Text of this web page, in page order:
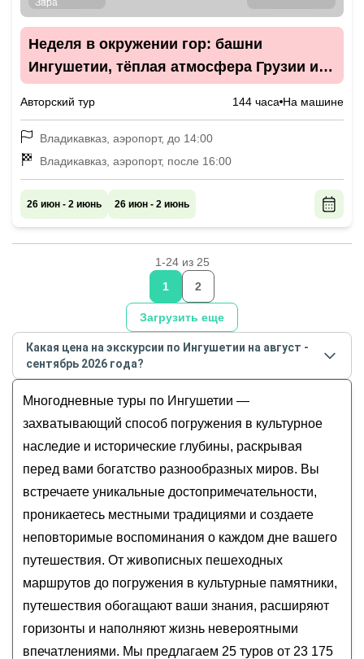
Неделя в окружении гор: башни
Ингушетии, тёплая атмосфера Грузии и
Авторский тур 144 часа На машине
Владикавказ, аэропорт, до 14:00
Владикавказ, аэропорт, после 16:00
26 июн - 2 июнь 26 июн - 2 июнь
1-24 из 25
Загрузить еще
1 2
Какая цена на экскурсии по Ингушетии на август -
сентябрь 2026 года?
сентябрь 2026 года от 23 175до 160 500
Многодневные туры по Ингушетии —
захватывающий способ погружения в культурное
наследие и исторические глубины, раскрывая
перед вами богатство разнообразных миров. Вы
встречаете уникальные достопримечательности,
проникаетесь местными традициями и создаете
неповторимые воспоминания о каждом дне вашего
путешествия. От живописных пешеходных
маршрутов до погружения в культурные памятники,
путешествия обогащают ваши знания, расширяют
горизонты и наполняют жизнь невероятными
впечатлениями. Мы предлагаем 25 туров от 23 175